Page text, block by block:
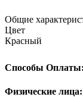
Общие
Цвет
Красный
Способы
Физические лица: